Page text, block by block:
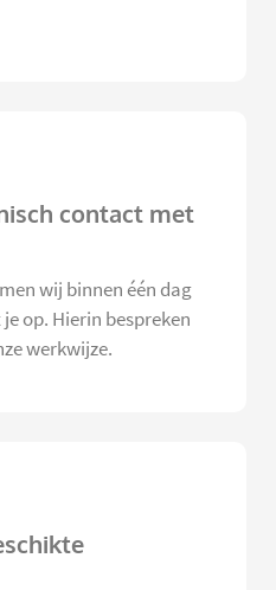
contact met
wij binnen één dag
op. Hierin bespreken
werkwijze.